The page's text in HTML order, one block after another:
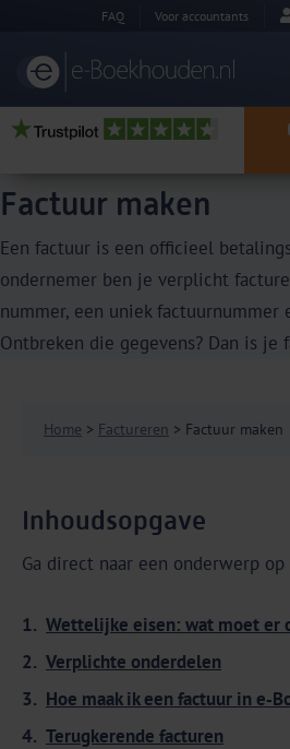
FAQ Voor accountants
Factuur maken
Een factuur is een officieel
ondernemer ben je verplicht
nummer, een uniek factuurnummer
Ontbreken die gegevens? Dan is
Home > Factureren > Factuur maken
Inhoudsopgave
Ga direct naar een onderwerp op
Wettelijke eisen: wat moet er
Verplichte onderdelen
Hoe maak ik een factuur in
Terugkerende facturen